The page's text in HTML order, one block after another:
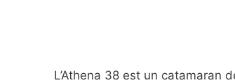
L’Athena 38 est un catamaran